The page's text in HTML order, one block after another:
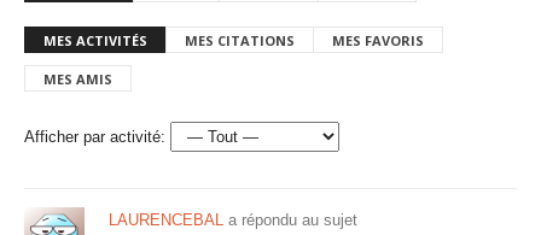
MES ACTIVITÉS MES CITATIONS MES FAVORIS
MES AMIS
Afficher par activité:
LAURENCEBAL a répondu au sujet